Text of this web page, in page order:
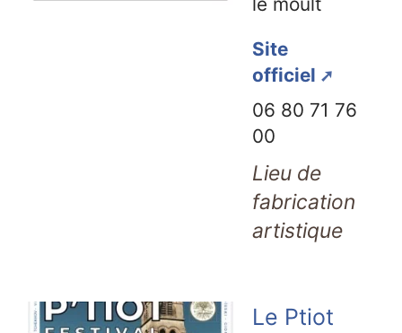
Site
officiel
06 80 71 76
00
Lieu de
fabrication
artistique
Le Ptiot